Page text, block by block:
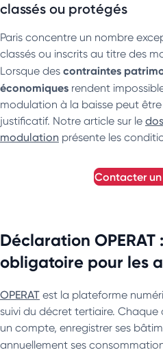
classés ou protégés
Paris concentre un nombre
classés ou inscrits au titre des
Lorsque des contraintes
économiques rendent
modulation à la baisse peut
justificatif. Notre article sur le
modulation présente les
contacter
Déclaration
obligatoire pour les
OPERAT est la plateforme
suivi du décret tertiaire.
un compte, enregistrer ses
annuellement ses